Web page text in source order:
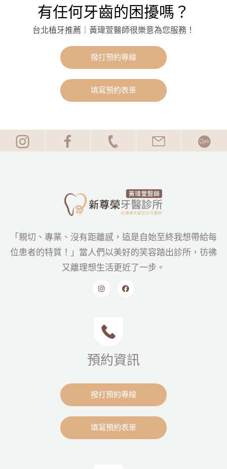
有任何牙齒的困擾嗎？
台北植牙推薦｜黃瑋萱醫師很樂意為您服務！
撥打預約專線
填寫預約表單
「親切、專業、沒有距離感，這是自始至終我想帶給每
位患者的特質！」當人們以美好的笑容踏出診所，彷彿
又離理想生活更近了一步。
預約資訊
撥打預約專線
填寫預約表單